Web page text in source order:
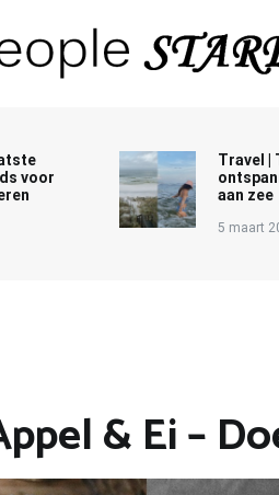
voor
Travel |
aan zee
5 maart
& Ei –